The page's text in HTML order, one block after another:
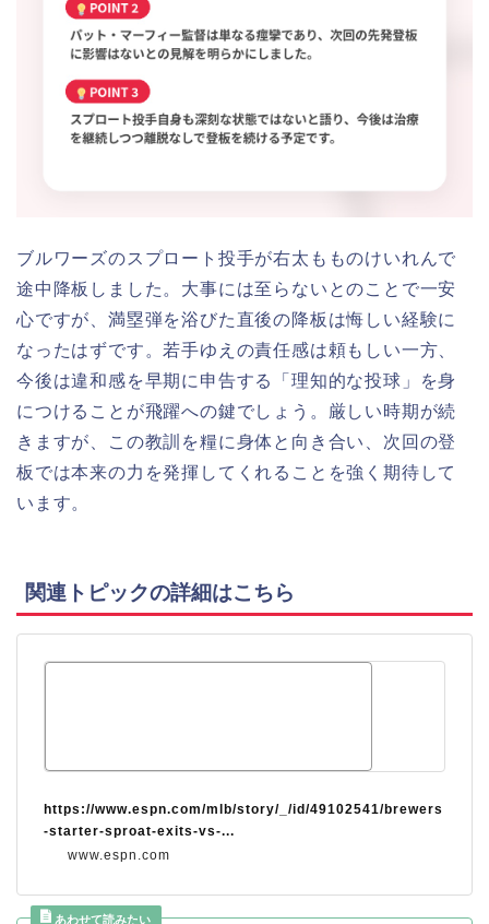
ブルワーズのスプロート投手が右太もものけいれんで
途中降板しました。大事には至らないとのことで一安
心ですが、満塁弾を浴びた直後の降板は悔しい経験に
なったはずです。若手ゆえの責任感は頼もしい一方、
今後は違和感を早期に申告する「理知的な投球」を身
につけることが飛躍への鍵でしょう。厳しい時期が続
きますが、この教訓を糧に身体と向き合い、次回の登
板では本来の力を発揮してくれることを強く期待して
います。
関連トピックの詳細はこちら
www.espn.com
https://www.espn.com/mlb/story/_/id/49102541/brewers
-starter-sproat-exits-vs-...